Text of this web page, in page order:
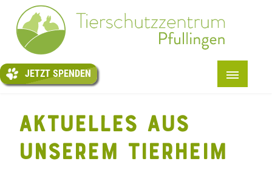
SPENDEN
JETZT SPENDEN
ÜBER UNS
TIERE
AKTUELLES AUS
UNSEREM TIERHEIM